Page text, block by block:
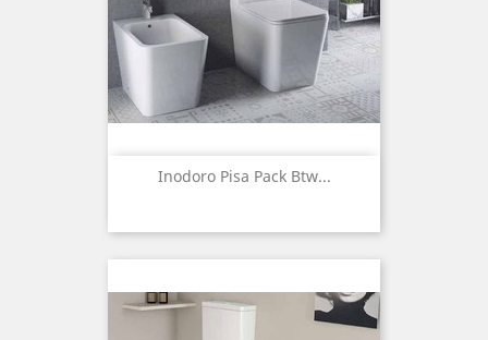
Inodoro Pisa Pack Btw...